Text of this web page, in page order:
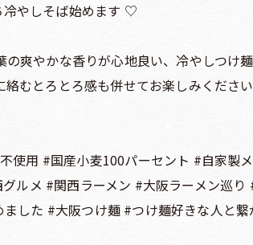
冷やしそば始めます ♡
の爽やかな香りが心地良い、冷やしつけ
むとろとろ感も併せてお楽しみくださ
使用 #国産小麦100パーセント #自家製
ルメ #関西ラーメン #大阪ラーメン巡
した #大阪つけ麺 #つけ麺好きな人と